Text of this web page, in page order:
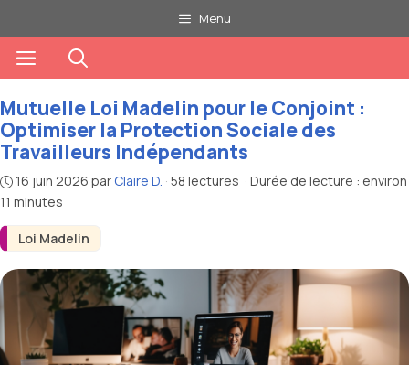
au
contenu
Menu
Menu
Loi Madelin
Mutuelle Loi Madelin pour le Conjoint :
Optimiser la Protection Sociale des
Travailleurs Indépendants
16 juin 2026 par Claire D. · 58 lectures · Durée de lecture : environ
11 minutes